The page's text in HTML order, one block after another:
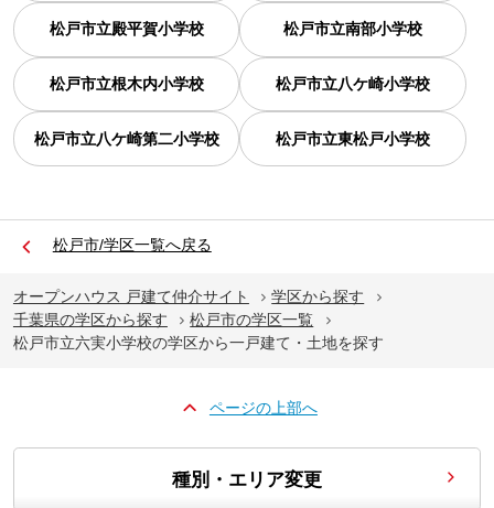
松戸市立殿平賀小学校 松戸市立南部小学校
松戸市立根木内小学校 松戸市立八ケ崎小学校
松戸市立八ケ崎第二小学校 松戸市立東松戸小学校
松戸市/学区一覧へ戻る
オープンハウス 戸建て仲介サイト
学区から探す
千葉県の学区から探す
松戸市の学区一覧
松戸市立六実小学校の学区から一戸建て・土地を探す
ページの上部へ
種別・エリア変更